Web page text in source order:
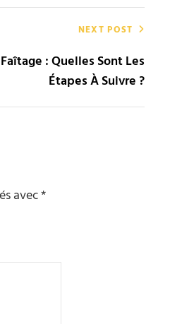
NEXT POST
: Quelles Sont Les
Étapes À Suivre ?
avec*